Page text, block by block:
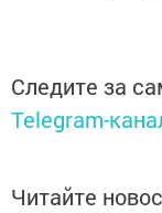
Следите за
Telegram-
Читайте